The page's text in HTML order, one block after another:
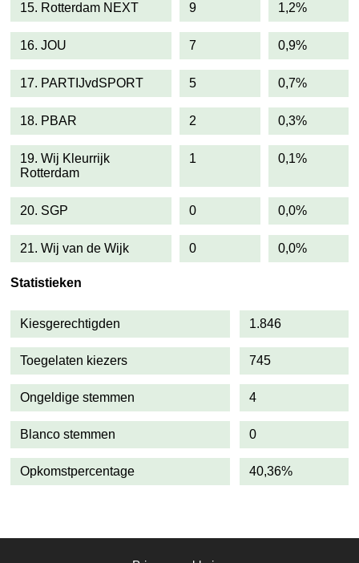
15. Rotterdam NEXT 9 1,2%
16. JOU 7 0,9%
17. PARTIJvdSPORT 5 0,7%
18. PBAR 2 0,3%
19. Wij Kleurrijk
Rotterdam
1 0,1%
20. SGP 0 0,0%
21. Wij van de Wijk 0 0,0%
Statistieken
Kiesgerechtigden 1.846
Toegelaten kiezers 745
Ongeldige stemmen 4
Blanco stemmen 0
Opkomstpercentage 40,36%